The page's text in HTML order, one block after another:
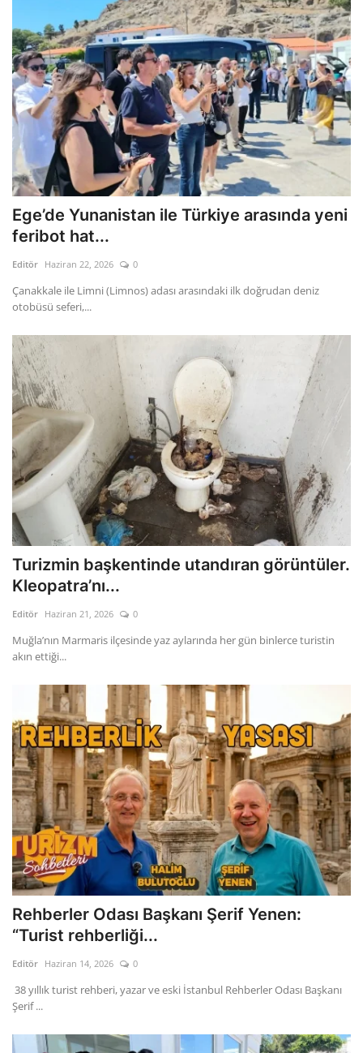
Ege’de Yunanistan ile Türkiye arasında yeni
feribot hat...
Editör Haziran 22, 2026 0
Çanakkale ile Limni (Limnos) adası arasındaki ilk doğrudan deniz
otobüsü seferi,...
Turizmin başkentinde utandıran görüntüler.
Kleopatra’nı...
Editör Haziran 21, 2026 0
Muğla’nın Marmaris ilçesinde yaz aylarında her gün binlerce turistin
akın ettiği...
Rehberler Odası Başkanı Şerif Yenen:
“Turist rehberliği...
Editör Haziran 14, 2026 0
38 yıllık turist rehberi, yazar ve eski İstanbul Rehberler Odası Başkanı
Şerif ...